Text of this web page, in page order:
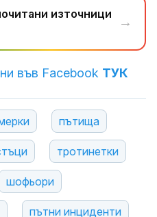
източници
→
във Facebook ТУК
пътища
тротинетки
шофьори
пътни инциденти